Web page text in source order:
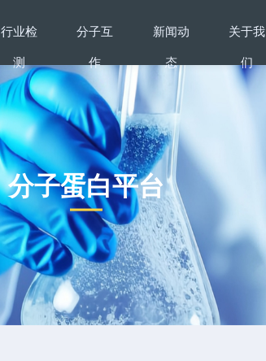
行业检
测
分子互
作
新闻动
态
关于我
们
分子蛋白平台